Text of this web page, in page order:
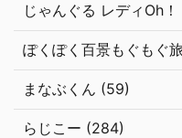
じゃんぐる レディOh
ぽくぽく百景もぐもぐ
まなぶくん (59)
らじこー (284)